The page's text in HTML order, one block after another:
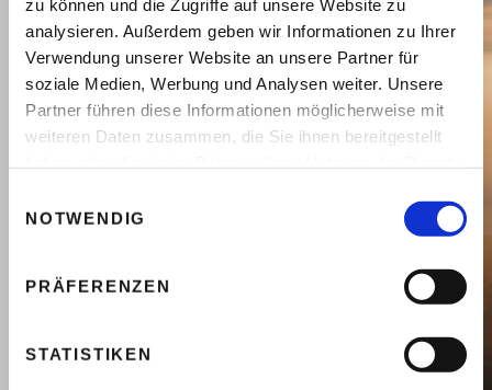
zu können und die Zugriffe auf unsere Website zu
analysieren. Außerdem geben wir Informationen zu Ihrer
Verwendung unserer Website an unsere Partner für
soziale Medien, Werbung und Analysen weiter. Unsere
Partner führen diese Informationen möglicherweise mit
weiteren Daten zusammen, die Sie ihnen bereitgestellt
NOTWENDIG
PRÄFERENZEN
STATISTIKEN